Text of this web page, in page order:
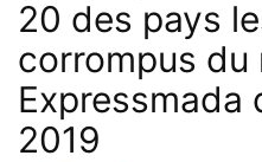
20 des pays
corrompus du
Expressmada
2019